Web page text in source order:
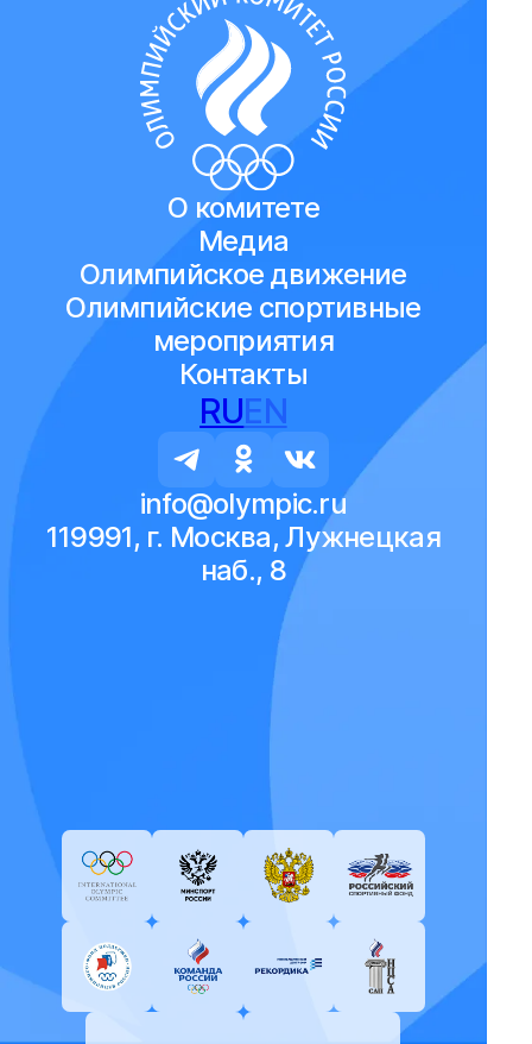
О комитете
Медиа
Олимпийское движение
Олимпийские спортивные
мероприятия
Контакты
RUEN
info@olympic.ru
119991, г. Москва, Лужнецкая
наб., 8